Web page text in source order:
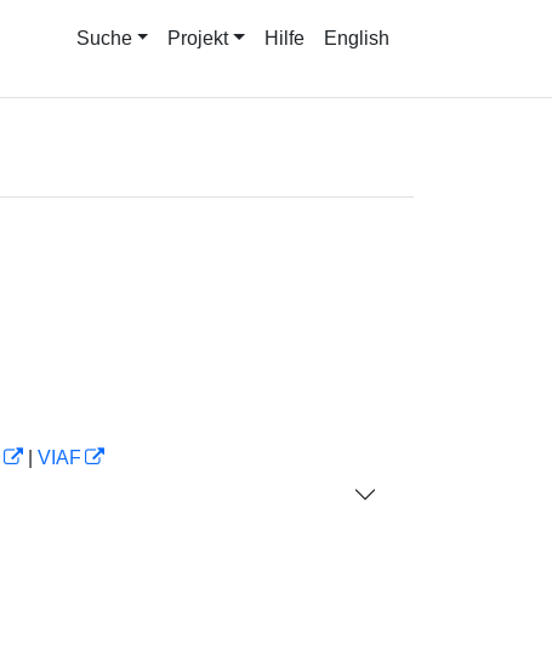
Suche Projekt Hilfe English
VIAF